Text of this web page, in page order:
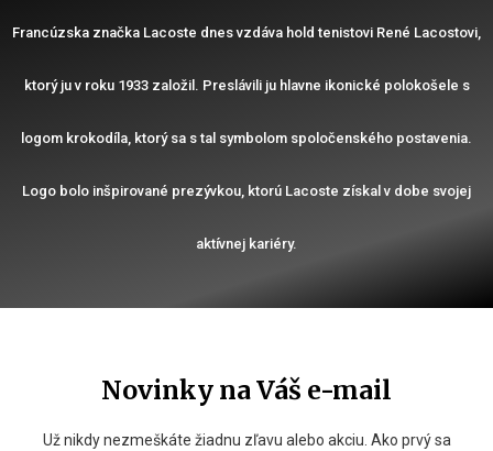
Francúzska značka Lacoste dnes vzdáva hold tenistovi René Lacostovi,
ktorý ju v roku 1933 založil. Preslávili ju hlavne ikonické polokošele s
logom krokodíla, ktorý sa s tal symbolom spoločenského postavenia.
Logo bolo inšpirované prezývkou, ktorú Lacoste získal v dobe svojej
aktívnej kariéry.
Novinky na Váš e-mail
Už nikdy nezmeškáte žiadnu zľavu alebo akciu. Ako prvý sa